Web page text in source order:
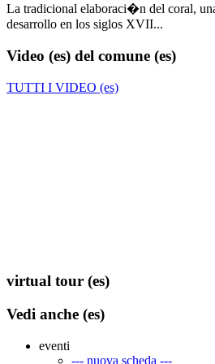
La tradicional elaboraci�n del coral,
desarrollo en los siglos XVII...
Video (es) del comune (es)
TUTTI I VIDEO (es)
virtual tour (es)
Vedi anche (es)
eventi
--- nuova scheda ---